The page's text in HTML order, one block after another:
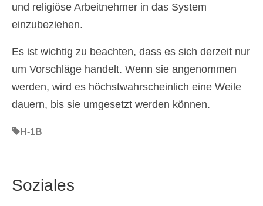
und religiöse Arbeitnehmer in das System
einzubeziehen.
Es ist wichtig zu beachten, dass es sich derzeit nur
um Vorschläge handelt. Wenn sie angenommen
werden, wird es höchstwahrscheinlich eine Weile
dauern, bis sie umgesetzt werden können.
H-1B
Soziales